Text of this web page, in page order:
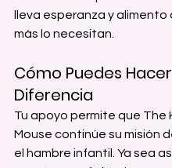
lleva esperanza y alimento
más lo necesitan.
Cómo Puedes
Diferencia
Tu apoyo permite que The
Mouse continúe su misión
el hambre infantil. Ya sea